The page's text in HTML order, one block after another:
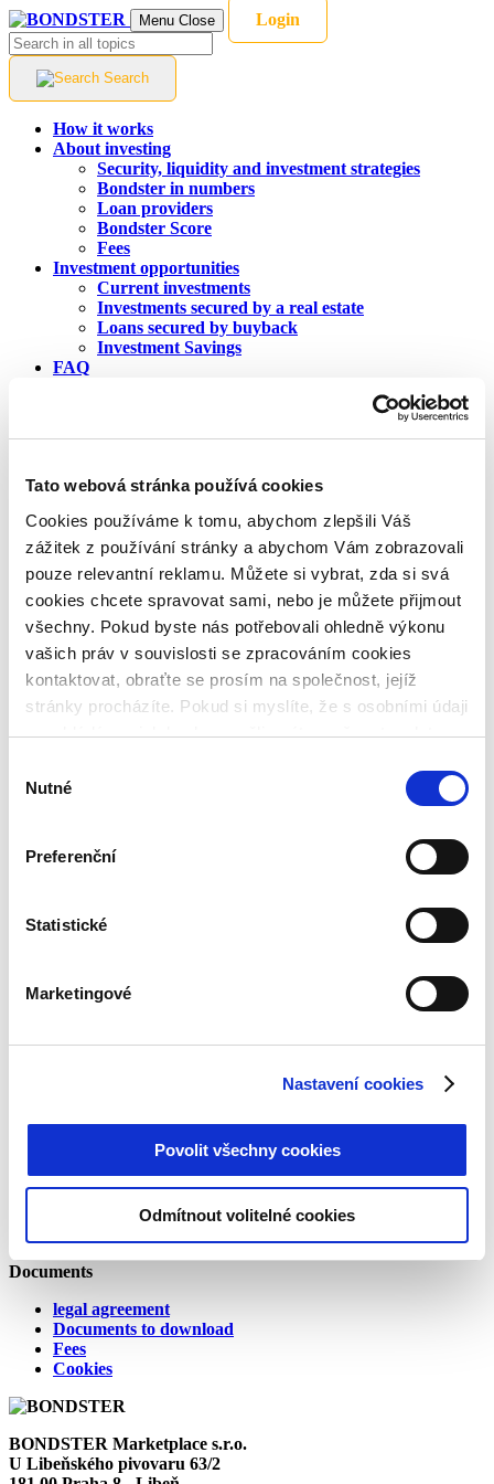
Tato webová stránka používá cookies
Cookies používáme k tomu, abychom zlepšili Váš
zážitek z používání stránky a abychom Vám zobrazovali
pouze relevantní reklamu. Můžete si vybrat, zda si svá
cookies chcete spravovat sami, nebo je můžete přijmout
všechny. Pokud byste nás potřebovali ohledně výkonu
vašich práv v souvislosti se zpracováním cookies
kontaktovat, obraťte se prosím na společnost, jejíž
stránky procházíte. Pokud si myslíte, že s osobními údaji
nenakládáme, jak bychom měli, máte možnost podat
však rádi, pokud se nejdříve obrátíte přímo na nás a
budeme tak moct Váš požadavek obratem vyřešit. Svoje
nastavení můžete kdykoliv změnit v zápatí stránky
„Nastavení cookies“.
souhlasu
Nutné
Preferenční
Statistické
Marketingové
Nastavení cookies
Povolit všechny cookies
Odmítnout volitelné cookies
Menu Close Login
Search
How it works
About investing
Security, liquidity and investment strategies
Bondster in numbers
Loan providers
Bondster Score
Fees
Investment opportunities
Current investments
Investments secured by a real estate
Loans secured by buyback
Investment Savings
FAQ
Language:EN
DE
Vyhledávání
Search
No valid email has been entered. Please check if the
Social Media
Bondster LinkedIn
About us
Who we are
How it works
Security, liquidity and investment strategies
Loan providers
Documents
legal agreement
Documents to download
Fees
Cookies
BONDSTER Marketplace s.r.o.
U Libeňského pivovaru 63/2